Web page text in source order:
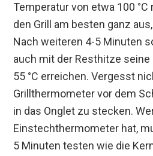
Temperatur von etwa 100
den Grill am besten ganz
Nach weiteren 4-5 Minuten
auch mit der Resthitze
55 °C erreichen. Vergesst
Grillthermometer vor dem
in das Onglet zu stecken.
Einstechthermometer hat,
5 Minuten testen wie die